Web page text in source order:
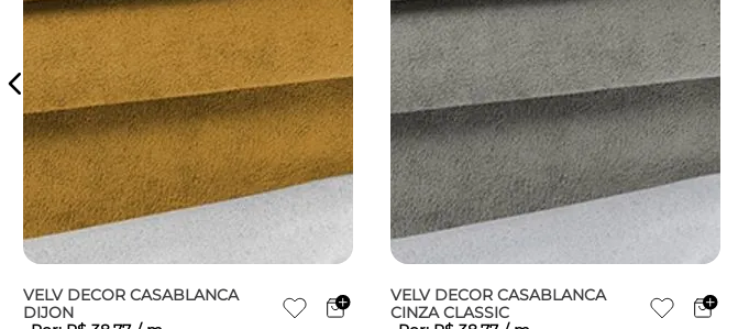
VELV DECOR CASABLANCA
DIJON
VELV DECOR CASABLANCA
CINZA CLASSIC